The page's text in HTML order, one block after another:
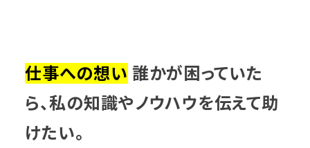
仕事への想い 誰かが困っていた
ら、私の知識やノウハウを伝えて助
けたい。